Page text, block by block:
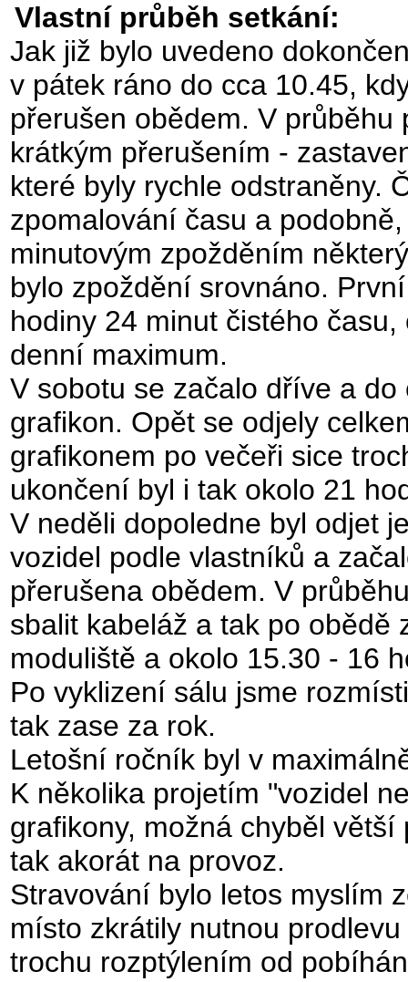
Vlastní průběh setkání:
Jak již bylo uvedeno
v pátek ráno do cca 10.45,
přerušen obědem. V
krátkým přerušením -
které byly rychle odstraněny.
zpomalování času a
minutovým zpožděním
bylo zpoždění srovnáno.
hodiny 24 minut čistého
denní maximum.
V sobotu se začalo dříve a
grafikon. Opět se odjely
grafikonem po večeři sice
ukončení byl i tak okolo 21
V neděli dopoledne byl odjet
vozidel podle vlastníků a
přerušena obědem. V
sbalit kabeláž a tak po obědě
moduliště a okolo 15.30 - 16
Po vyklizení sálu jsme
tak zase za rok.
Letošní ročník byl v
K několika projetím "vozidel
grafikony, možná chyběl
tak akorát na provoz.
Stravování bylo letos myslím
místo zkrátily nutnou
trochu rozptýlením od